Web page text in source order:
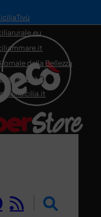
della Bellezza